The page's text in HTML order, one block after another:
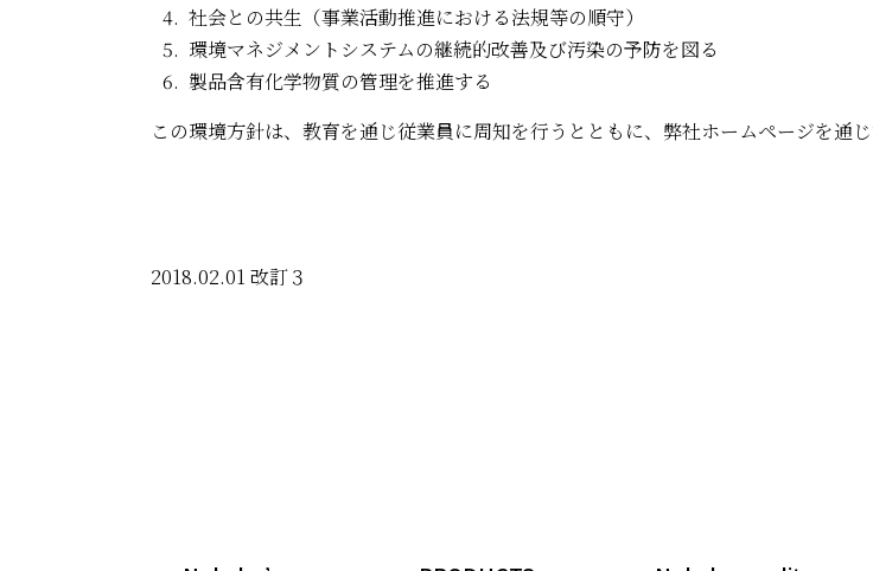
社会との共生（事業活動推進における法規等の順守）
環境マネジメントシステムの継続的改善及び汚染の予防を図る
製品含有化学物質の管理を推進する
この環境方針は、教育を通じ従業員に周知を行うとともに、弊社ホームページを通じ
2018.02.01 改訂３